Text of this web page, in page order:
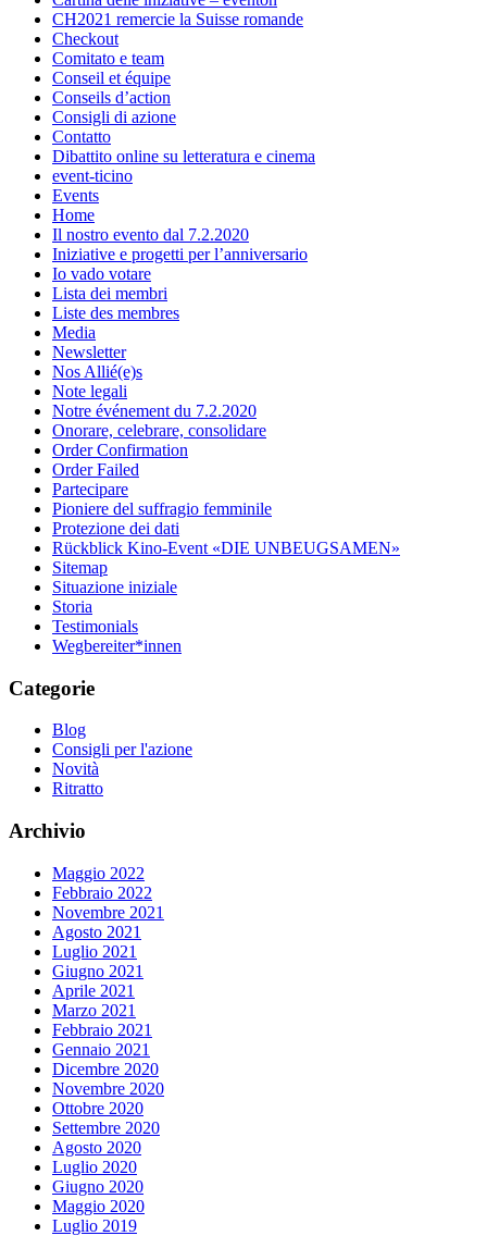
CH2021 remercie la Suisse romande
Checkout
Comitato e team
Conseil et équipe
Conseils d’action
Consigli di azione
Contatto
Dibattito online su letteratura e cinema
event-ticino
Events
Home
Il nostro evento dal 7.2.2020
Iniziative e progetti per l’anniversario
Io vado votare
Lista dei membri
Liste des membres
Media
Newsletter
Nos Allié(e)s
Note legali
Notre événement du 7.2.2020
Onorare, celebrare, consolidare
Order Confirmation
Order Failed
Partecipare
Pioniere del suffragio femminile
Protezione dei dati
Rückblick Kino-Event «DIE UNBEUGSAMEN»
Sitemap
Situazione iniziale
Storia
Testimonials
Wegbereiter*innen
Categorie
Blog
Consigli per l'azione
Novità
Ritratto
Archivio
Maggio 2022
Febbraio 2022
Novembre 2021
Agosto 2021
Luglio 2021
Giugno 2021
Aprile 2021
Marzo 2021
Febbraio 2021
Gennaio 2021
Dicembre 2020
Novembre 2020
Ottobre 2020
Settembre 2020
Agosto 2020
Luglio 2020
Giugno 2020
Maggio 2020
Luglio 2019